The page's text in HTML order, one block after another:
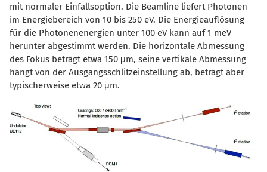
mit normaler Einfallsoption. Die Beamline liefert Photonen
im Energiebereich von 10 bis 250 eV. Die Energieauflösung
für die Photonenenergien unter 100 eV kann auf 1 meV
herunter abgestimmt werden. Die horizontale Abmessung
des Fokus beträgt etwa 150 μm, seine vertikale Abmessung
hängt von der Ausgangsschlitzeinstellung ab, beträgt aber
typischerweise etwa 20 μm.